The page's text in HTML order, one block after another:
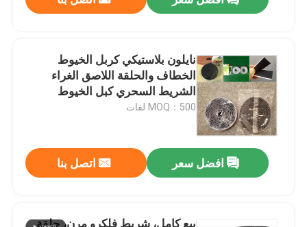
نايلون بلاستيكي كربل الخيوط
الخطاف والحلقة اللاصق الغراء
الشريط السحري كبل الخيوط
MOQ：500 لفات
افضل سعر اتصل بنا
بيع كامل، شريط فلكرو مرن، حلقة